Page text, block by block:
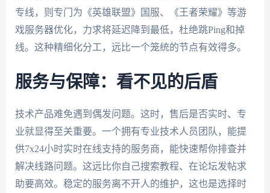
专线，则专门为《英雄联盟》国服、《王者荣耀》等游
戏服务器优化，力求将延迟降到最低，杜绝跳Ping和掉
线。这种精细化分工，远比一个笼统的节点有效得多。
服务与保障：看不见的后盾
技术产品难免遇到偶发问题。这时，售后是否实时、专
业就显得至关重要。一个拥有专业技术人员团队，能提
供7x24小时实时在线支持的服务商，能快速帮你排查并
解决线路问题。这远比你自己搜索教程、在论坛发帖求
助要高效。稳定的服务离不开人的维护，这也是选择时